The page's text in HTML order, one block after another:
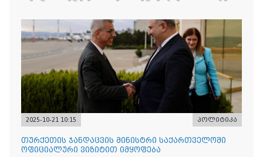
2025-10-21 10:15 პოლიტიკა
თურქეთის ჯანდაცვის მინისტრი საქართველოში
ოფიციალური ვიზიტით იმყოფება